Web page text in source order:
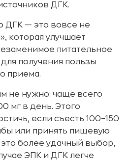
ДГК.
ДГК — это вовсе не
которая улучшает
питательное
получения пользы
приема.
не нужно: чаще всего
мг в день. Этого
если съесть 100–150
или принять пищевую
более удачный выбор,
ЭПК и ДГК легче